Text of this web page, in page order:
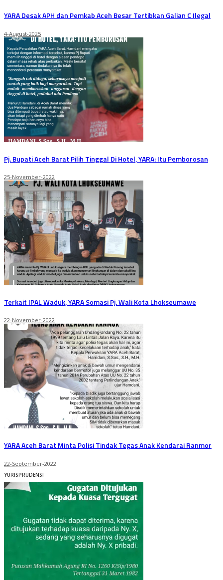
YARA Desak APH dan Pemkab Aceh Besar Tertibkan Galian C Ilegal
4-August-2025
Pj. Bupati Aceh Barat Pilih Tinggal Di Hotel, YARA: Itu Pemborosan
25-November-2022
Terkait IPAL Waduk, YARA Somasi Pj. Wali Kota Lhokseumawe
22-November-2022
YARA Aceh Barat Minta Polisi Tindak Tegas Anak Kendarai Ranmor
22-September-2022
YURISPRUDENSI